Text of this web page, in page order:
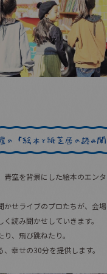
青空を背景にした絵本のエン
かせライブのプロたちが、会
読み聞かせしていきます。
、飛び跳ねたり。
幸せの30分を提供します。